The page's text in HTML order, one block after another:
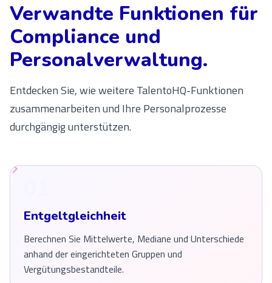
Verwandte Funktionen für
Compliance und
Personalverwaltung.
Entdecken Sie, wie weitere TalentoHQ-Funktionen
zusammenarbeiten und Ihre Personalprozesse
durchgängig unterstützen.
Entgeltgleichheit
Berechnen Sie Mittelwerte, Mediane und Unterschiede
anhand der eingerichteten Gruppen und
Vergütungsbestandteile.